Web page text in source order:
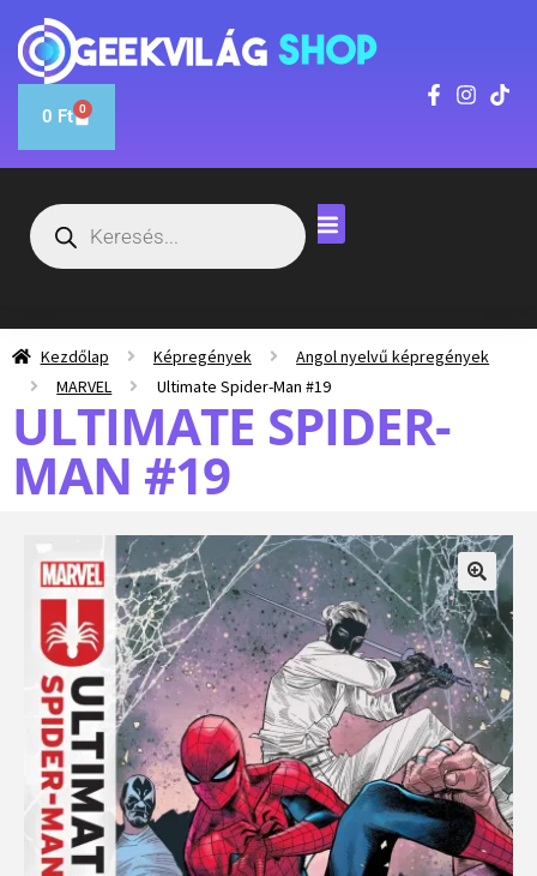
0 Ft 0
Kezdőlap Képregények
Angol nyelvű képregények
MARVEL
Ultimate Spider-Man #19
ULTIMATE SPIDER-
MAN #19